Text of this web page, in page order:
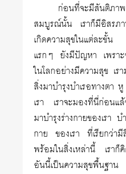
ก่อนที่จะมีสันติภ
สมบูรณ์นั้น เราก็มีอิสรภ
เกิดความสุขในแต่ละขั้
แรกๆ ยังมีปัญหา เพราะ
ในโลกอย่างมีความสุข เร
สิ่งมาบำรุงบำเรอทางตา
เรา เราจะมองที่นี่ก่อนแล้
มาบำรุงร่างกายของเร
กาย ของเรา ที่เรียกว่ามี
พร้อมในสิ่งเหล่านี้ เราก็คิ
อันนี้เป็นความสุขพื้นฐาน